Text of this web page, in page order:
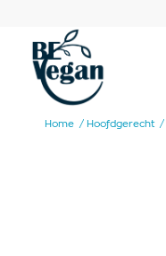
Home / Hoofdgerecht /